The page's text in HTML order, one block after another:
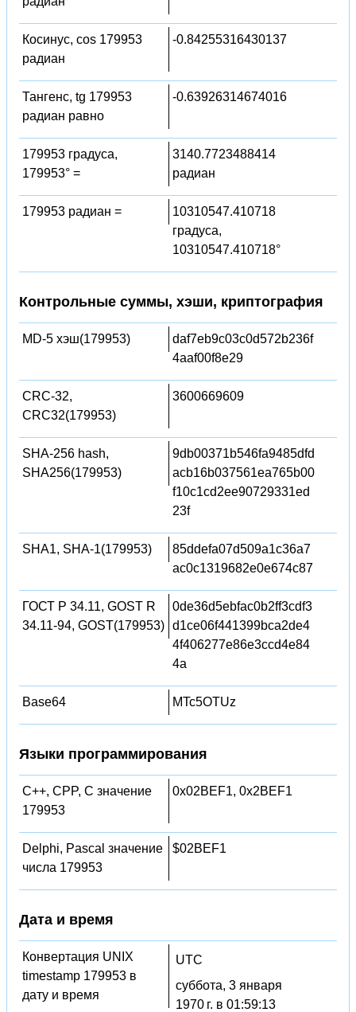
Косинус, cos 179953
радиан
-0.84255316430137
Тангенс, tg 179953
радиан равно
-0.63926314674016
179953 градуса,
179953° =
3140.7723488414
радиан
179953 радиан =
10310547.410718
градуса,
10310547.410718°
Контрольные суммы, хэши, криптография
MD-5 хэш(179953)
daf7eb9c03c0d572b236f
4aaf00f8e29
CRC-32,
CRC32(179953)
3600669609
SHA-256 hash,
SHA256(179953)
9db00371b546fa9485dfd
acb16b037561ea765b00
f10c1cd2ee90729331ed
23f
SHA1, SHA-1(179953)
85ddefa07d509a1c36a7
ac0c1319682e0e674c87
ГОСТ Р 34.11, GOST R
34.11-94, GOST(179953)
0de36d5ebfac0b2ff3cdf3
d1ce06f441399bca2de4
4f406277e86e3ccd4e84
4a
Base64 MTc5OTUz
Языки программирования
C++, CPP, C значение
179953
0x02BEF1, 0x2BEF1
Delphi, Pascal значение
числа 179953
$02BEF1
Дата и время
Конвертация UNIX
timestamp 179953 в
дату и время
UTC
суббота, 3 января
1970 г. в 01:59:13